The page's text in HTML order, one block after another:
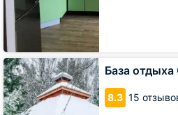
База
8.3 15
База
отдыха
Селигер
Виледж